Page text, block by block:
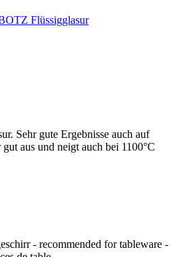
Sehr gute Ergebnisse auch auf
aus und neigt auch bei 1100°C